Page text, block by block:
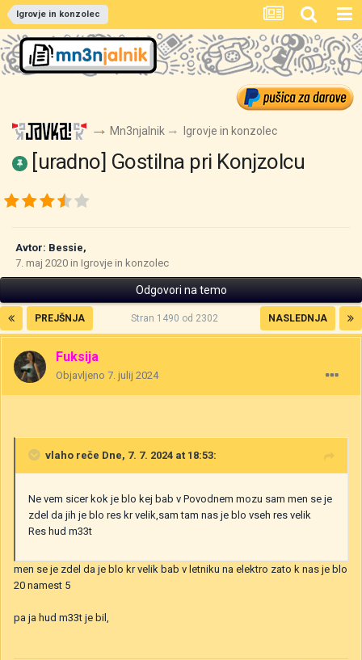
Igrovje in konzolec
Mn3njalnik Igrovje in konzolec
[uradno] Gostilna pri Konjzolcu
Avtor: Bessie,
7. maj 2020 in Igrovje in konzolec
Odgovori na temo
PREJŠNJA NASLEDNJA
Stran 1490 od 2302
Fuksija
Objavljeno 7. julij 2024
vlaho reče Dne, 7. 7. 2024 at 18:53:
Ne vem sicer kok je blo kej bab v Povodnem mozu sam men se je
zdel da jih je blo res kr velik,sam tam nas je blo vseh res velik
Res hud m33t
men se je zdel da je blo kr velik bab v letniku na elektro zato k nas je blo
20 namest 5
pa ja hud m33t je bil,